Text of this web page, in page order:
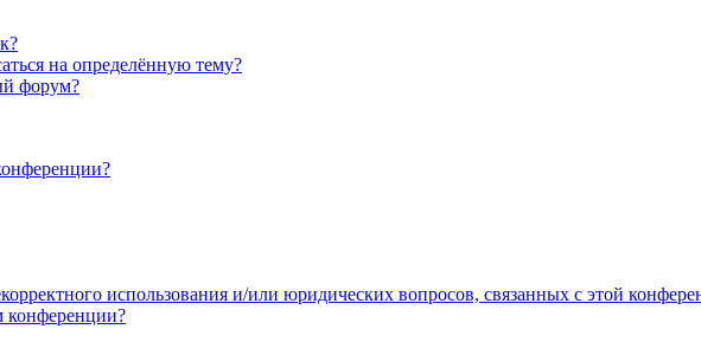
на определённую тему?
форум?
использования и/или юридических вопросов, связанных с этой
конференции?